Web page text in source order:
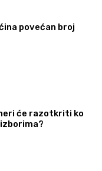
povećan broj
će razotkriti ko